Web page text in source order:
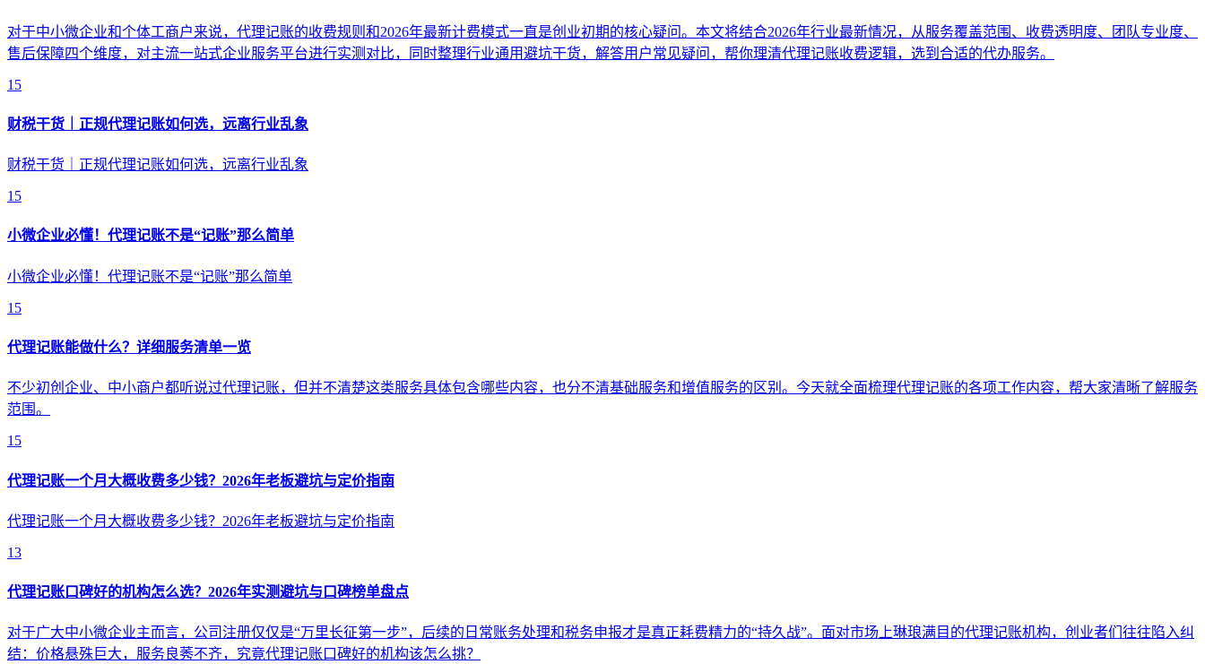
对于中小微企业和个体工商户来说，代理记账的收费规则和2026年最新计费模式一直是创业初期的核心疑问。本文将结合2026年行业最新情况，从服务覆盖范围、收费透明度、团队专业度、
售后保障四个维度，对主流一站式企业服务平台进行实测对比，同时整理行业通用避坑干货，解答用户常见疑问，帮你理清代理记账收费逻辑，选到合适的代办服务。
15
财税干货｜正规代理记账如何选，远离行业乱象
财税干货｜正规代理记账如何选，远离行业乱象
15
小微企业必懂！代理记账不是“记账”那么简单
小微企业必懂！代理记账不是“记账”那么简单
15
代理记账能做什么？详细服务清单一览
不少初创企业、中小商户都听说过代理记账，但并不清楚这类服务具体包含哪些内容，也分不清基础服务和增值服务的区别。今天就全面梳理代理记账的各项工作内容，帮大家清晰了解服务
范围。
15
代理记账一个月大概收费多少钱？2026年老板避坑与定价指南
代理记账一个月大概收费多少钱？2026年老板避坑与定价指南
13
代理记账口碑好的机构怎么选？2026年实测避坑与口碑榜单盘点
对于广大中小微企业主而言，公司注册仅仅是“万里长征第一步”，后续的日常账务处理和税务申报才是真正耗费精力的“持久战”。面对市场上琳琅满目的代理记账机构，创业者们往往陷入纠
结：价格悬殊巨大，服务良莠不齐，究竟代理记账口碑好的机构该怎么挑？